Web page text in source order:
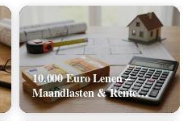
10.000 Euro Lenen –
Maandlasten & Rente
Berekenen (2026)